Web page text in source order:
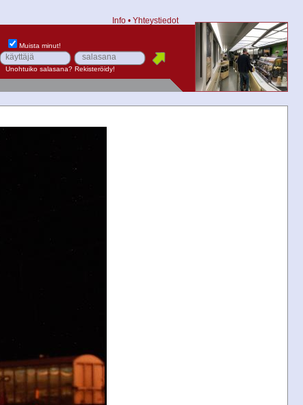
Info • Yhteystiedot
Muista minut!
Unohtuiko salasana? Rekisteröidy!